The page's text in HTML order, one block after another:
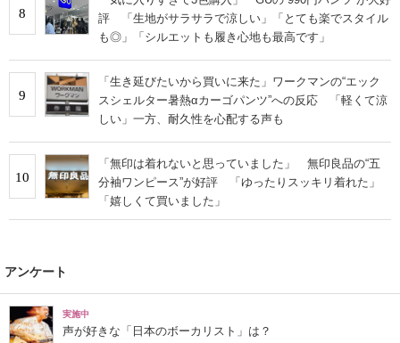
8
評 「生地がサラサラで涼しい」「とても楽でスタイル
も◎」「シルエットも履き心地も最高です」
9
「生き延びたいから買いに来た」ワークマンの“エック
スシェルター暑熱αカーゴパンツ”への反応 「軽くて涼
しい」一方、耐久性を心配する声も
10
「無印は着れないと思っていました」 無印良品の“五
分袖ワンピース”が好評 「ゆったりスッキリ着れた」
「嬉しくて買いました」
アンケート
実施中
声が好きな「日本のボーカリスト」は？